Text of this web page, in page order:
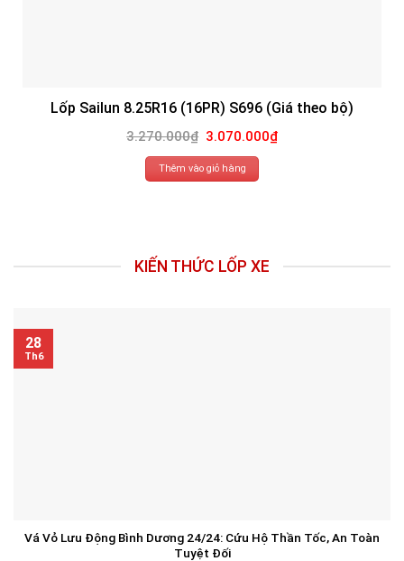
Lốp Sailun 8.25R16 (16PR) S696 (Giá theo bộ)
3.270.000₫ Giá
gốc
là:
3.270.000₫.
3.070.000₫Giá
hiện
Thêm vào giỏ hàng
KIẾN THỨC LỐP XE
Vá Vỏ Lưu Động Bình Dương 24/24: Cứu Hộ Thần Tốc, An Toàn
Tuyệt Đối
28
Th6